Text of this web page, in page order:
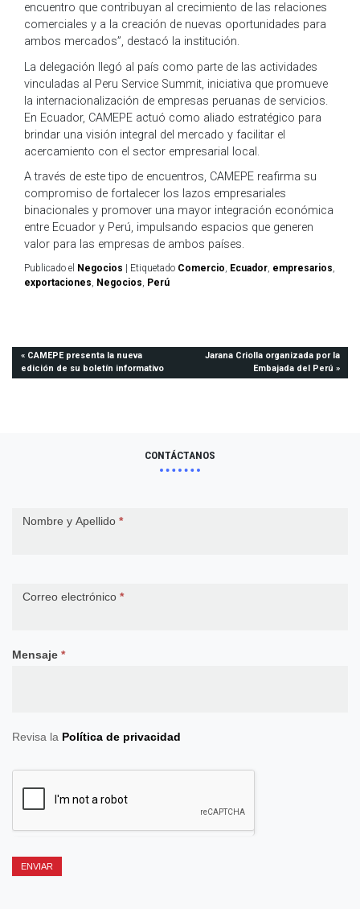
encuentro que contribuyan al crecimiento de las relaciones
comerciales y a la creación de nuevas oportunidades para
ambos mercados”, destacó la institución.
La delegación llegó al país como parte de las actividades
vinculadas al Peru Service Summit, iniciativa que promueve
la internacionalización de empresas peruanas de servicios.
En Ecuador, CAMEPE actuó como aliado estratégico para
brindar una visión integral del mercado y facilitar el
acercamiento con el sector empresarial local.
A través de este tipo de encuentros, CAMEPE reafirma su
compromiso de fortalecer los lazos empresariales
binacionales y promover una mayor integración económica
entre Ecuador y Perú, impulsando espacios que generen
valor para las empresas de ambos países.
Publicado el Negocios Etiquetado Comercio, Ecuador, empresarios,
exportaciones, Negocios, Perú
Navegación
de
CAMEPE presenta la nueva
edición de su boletín informativo
Jarana Criolla organizada por la
Embajada del Perú
CONTÁCTANOS
UsNombre y Apellido *
Correo electrónico *
Mensaje *
Revisa la Política de privacidad
ENVIAR